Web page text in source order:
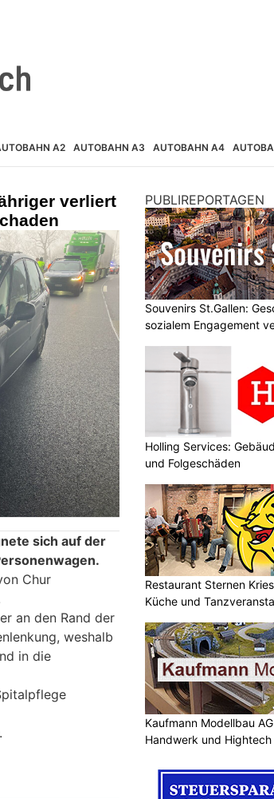
A2 AUTOBAHN A3 AUTOBAHN A4
verliert
sich auf der
Chur
an den Rand der
weshalb
in die
PUBLIREPORTAGEN
Souvenirs St.Gallen:
sozialem Engagement
Holling Services:
und Folgeschäden
Restaurant Sternen
Küche und
Kaufmann Modellbau
Handwerk und Hightech